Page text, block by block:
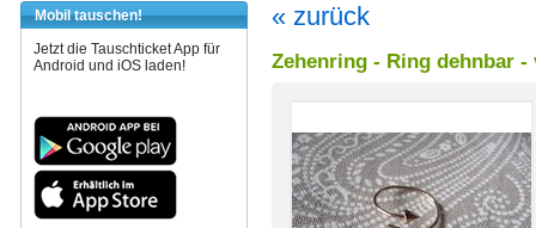
Mobil tauschen!
Jetzt die Tauschticket App für
Android und iOS laden!
« zurück
Zehenring - Ring dehnbar